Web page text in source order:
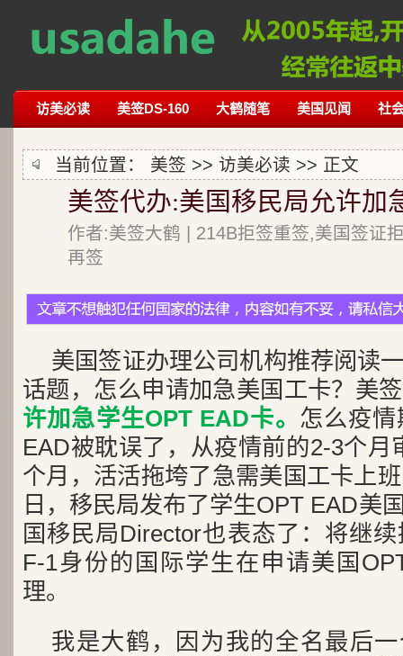
访美必读 美签DS-160 大鹤随笔 美国见闻 社
当前位置： 美签 >> 访美必读 >> 正文
美签代办:美国移民局允许加
作者:美签大鹤 | 214B拒签重签,美国签证
再签
美国签证办理公司机构推荐阅读
话题，怎么申请加急美国工卡？美
许加急学生OPT EAD卡。 怎么疫
EAD被耽误了，从疫情前的2-3个月
个月，活活拖垮了急需美国工卡上
日，移民局发布了学生OPT EAD美
国移民局Director也表态了：将继
F-1身份的国际学生在申请美国
理。
我是大鹤，因为我的全名最后